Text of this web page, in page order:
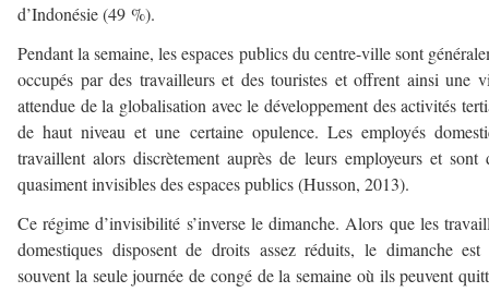
d’Indonésie (49 %).
Pendant la semaine, les espaces publics du centre-ville sont
occupés par des travailleurs et des touristes et offrent ainsi une
attendue de la globalisation avec le développement des activités
de haut niveau et une certaine opulence. Les employés
travaillent alors discrètement auprès de leurs employeurs et sont
quasiment invisibles des espaces publics (Husson, 2013).
Ce régime d’invisibilité s’inverse le dimanche. Alors que les
domestiques disposent de droits assez réduits, le dimanche est
souvent la seule journée de congé de la semaine où ils peuvent